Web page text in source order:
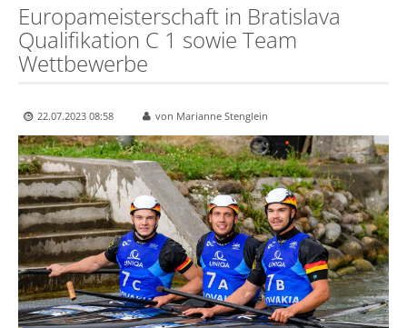
Europameisterschaft in Bratislava
Qualifikation C 1 sowie Team
Wettbewerbe
22.07.2023 08:58 von Marianne Stenglein